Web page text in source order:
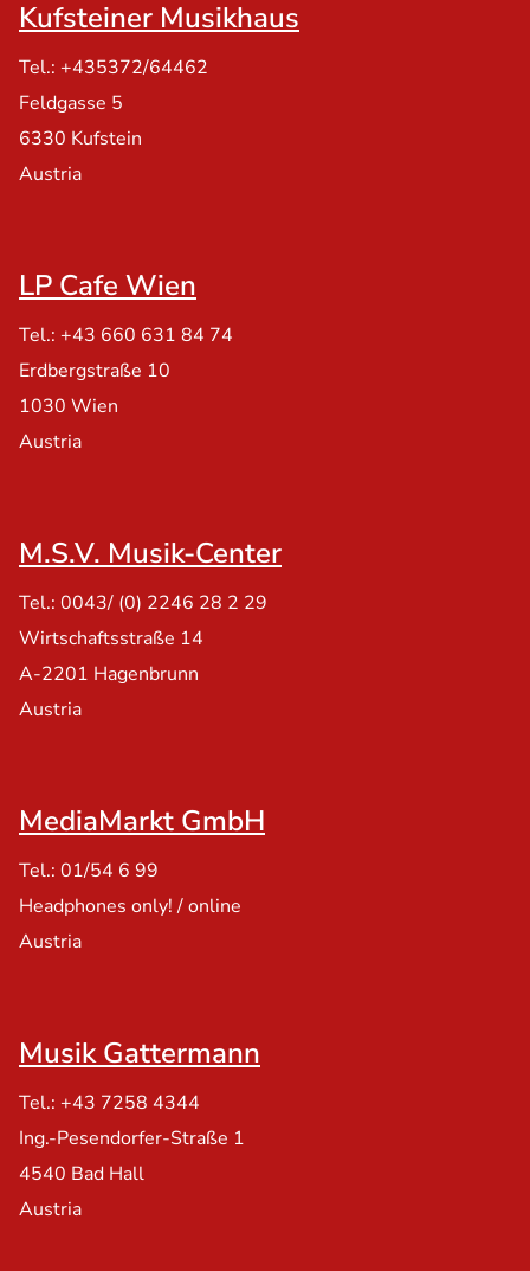
Kufsteiner Musikhaus
Tel.: +435372/64462
Feldgasse 5
6330 Kufstein
Austria
LP Cafe Wien
Tel.: +43 660 631 84 74
Erdbergstraße 10
1030 Wien
Austria
M.S.V. Musik-Center
Tel.: 0043/ (0) 2246 28 2 29
Wirtschaftsstraße 14
A-2201 Hagenbrunn
Austria
MediaMarkt GmbH
Tel.: 01/54 6 99
Headphones only! / online
Austria
Musik Gattermann
Tel.: +43 7258 4344
Ing.-Pesendorfer-Straße 1
4540 Bad Hall
Austria